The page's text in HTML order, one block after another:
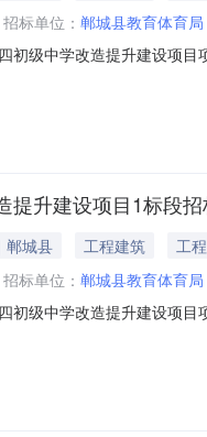
招标单位： 郸城县教育体育局
初级中学改造提升建设项
目已由郸城县发展和改革
提升建设项目1标段
郸城县 工程建筑
工程
招标单位： 郸城县教育体育局
初级中学改造提升建设项
目已由郸城县发展和改革